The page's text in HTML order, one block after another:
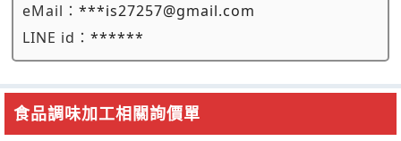
eMail： ***is27257@gmail.com
LINE id： ******
食品調味加工相關詢價單